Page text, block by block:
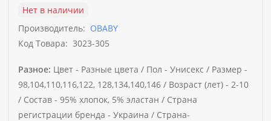
Нет в наличии
Производитель: OBABY
Код Товара: 3023-305
Разное: Цвет - Разные цвета / Пол - Унисекс / Размер -
98,104,110,116,122, 128,134,140,146 / Возраст (лет) - 2-10
/ Состав - 95% хлопок, 5% эластан / Страна
регистрации бренда - Украина / Страна-